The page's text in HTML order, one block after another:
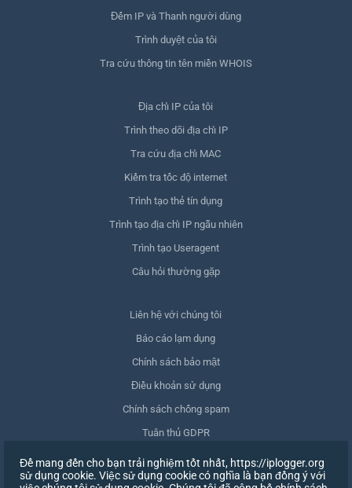
Đếm IP và Thanh người dùng
Trình duyệt của tôi
Tra cứu thông tin tên miền WHOIS
Địa chỉ IP của tôi
Trình theo dõi địa chỉ IP
Tra cứu địa chỉ MAC
Kiểm tra tốc độ internet
Trình tạo thẻ tín dụng
Trình tạo địa chỉ IP ngẫu nhiên
Trình tạo Useragent
Câu hỏi thường gặp
Liên hệ với chúng tôi
Báo cáo lạm dụng
Chính sách bảo mật
Điều khoản sử dụng
Chính sách chống spam
Tuân thủ GDPR
Xóa dữ liệu của tôi
Rút lại sự đồng ý
Để mang đến cho bạn trải nghiệm tốt nhất, https://iplogger.org
sử dụng cookie. Việc sử dụng cookie có nghĩa là bạn đồng ý với